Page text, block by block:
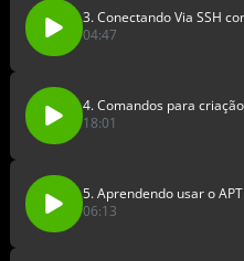
3. Conectando Via SSH
04:47
4. Comandos para
18:01
5. Aprendendo usar o APT
06:13